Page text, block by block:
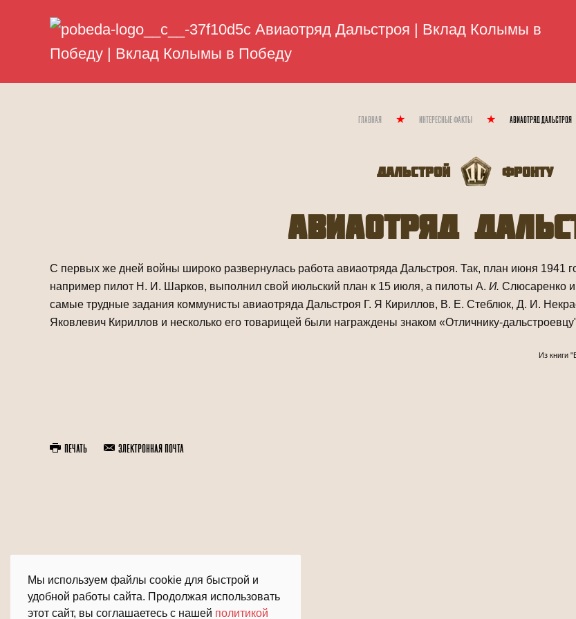
Мы используем файлы cookie для быстрой и
удобной работы сайта. Продолжая использовать
этот сайт, вы соглашаетесь с нашей политикой
Главная Интересные Факты Авиаотряд Дальстроя
Дальстрой Фронту
Авиаотряд
С первых же дней войны широко развернулась работа авиаотряда Дальстроя. Так, план июня 1941
на­пример пилот Н. И. Шарков, выполнил свой июльский план к 15 июля, а пилоты А. И. Слюсаренко
са­мые трудные задания коммунисты авиаотряда Дальстроя Г. Я Кириллов, В. Е. Стеблюк, Д. И.
Яковлевич Кириллов и несколько его товарищей были награждены знаком «Отличнику-
Из книги
Печать Электронная почта